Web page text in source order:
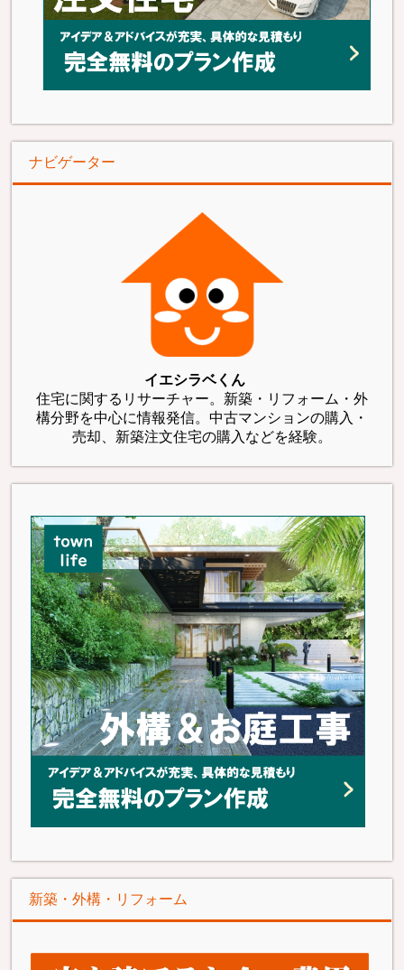
ナビゲーター
イエシラベくん
住宅に関するリサーチャー。新築・リフォーム・外
構分野を中心に情報発信。中古マンションの購入・
売却、新築注文住宅の購入などを経験。
新築・外構・リフォーム